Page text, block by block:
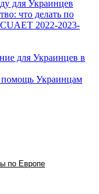
для Украинцев
что делать по
2022-2023-
для Украинцев в
Украинцам
по Европе